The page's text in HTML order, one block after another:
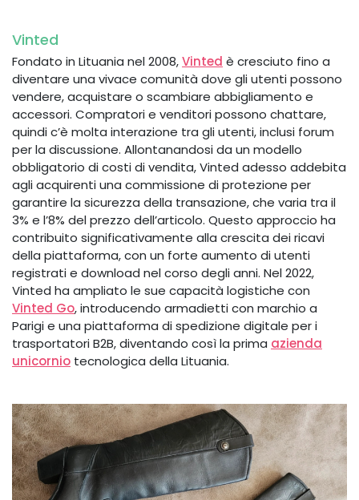
Vinted
Fondato in Lituania nel 2008,Vinted è cresciuto fino a
diventare una vivace comunità dove gli utenti possono
vendere, acquistare o scambiare abbigliamento e
accessori. Compratori e venditori possono chattare,
quindi c’è molta interazione tra gli utenti, inclusi forum
per la discussione. Allontanandosi da un modello
obbligatorio di costi di vendita, Vinted adesso addebita
agli acquirenti una commissione di protezione per
garantire la sicurezza della transazione, che varia tra il
3% e l’8% del prezzo dell’articolo. Questo approccio ha
contribuito significativamente alla crescita dei ricavi
della piattaforma, con un forte aumento di utenti
registrati e download nel corso degli anni. Nel 2022,
Vinted ha ampliato le sue capacità logistiche con
Vinted Go, introducendo armadietti con marchio a
Parigi e una piattaforma di spedizione digitale per i
trasportatori B2B, diventando così la prima azienda
unicornio tecnologica della Lituania.